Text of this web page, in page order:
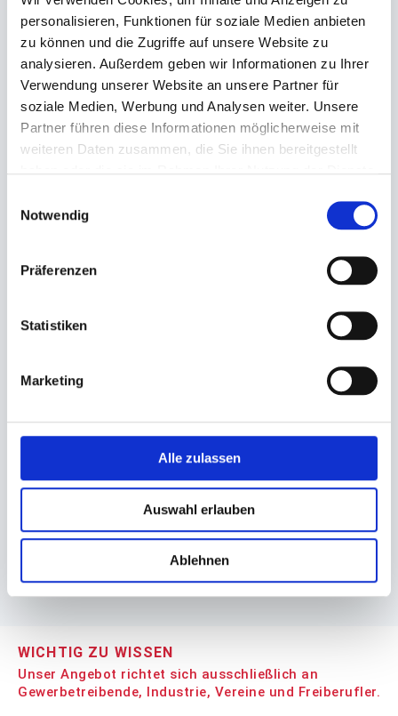
personalisieren, Funktionen für soziale Medien anbieten
zu können und die Zugriffe auf unsere Website zu
analysieren. Außerdem geben wir Informationen zu Ihrer
Verwendung unserer Website an unsere Partner für
soziale Medien, Werbung und Analysen weiter. Unsere
Partner führen diese Informationen möglicherweise mit
weiteren Daten zusammen, die Sie ihnen bereitgestellt
Notwendig
Präferenzen
Statistiken
Marketing
Alle zulassen
Auswahl erlauben
Ablehnen
Kerzen, Leuchterkerzen Duni
champagne
39,00 €
dunkelblau
39,00 €
Kerzen, Leuchterkerzen Duni Kerzen, Stumpenkerzen Duni
WICHTIG ZU WISSEN
Unser Angebot richtet sich ausschließlich an
Gewerbetreibende, Industrie, Vereine und Freiberufler.